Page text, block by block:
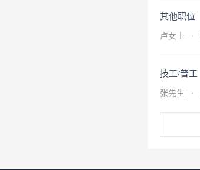
其他职位
卢女士 ·
技工/普工
张先生 ·